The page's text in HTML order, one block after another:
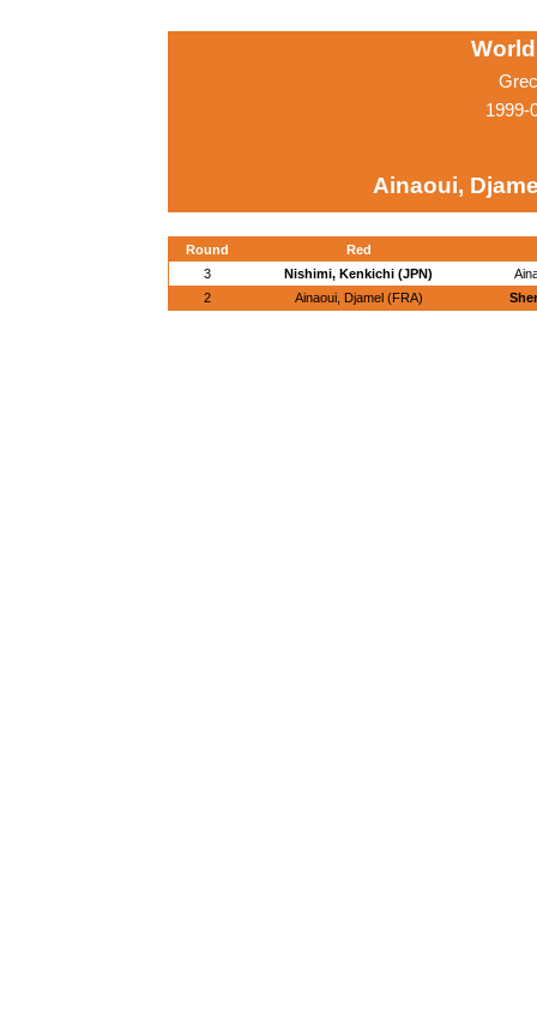
1999-
Ainaoui,
Round
Red
3
Nishimi, Kenkichi (JPN)
2
Ainaoui, Djamel (FRA)